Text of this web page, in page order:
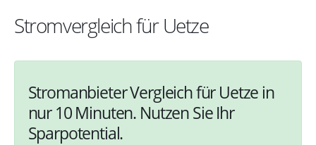
Stromvergleich für Uetze
Stromanbieter Vergleich für Uetze in
nur 10 Minuten. Nutzen Sie Ihr
Sparpotential.